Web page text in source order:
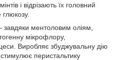
і відрізають їх головний
завдяки ментоловим оліям,
мікрофлору,
Виробляє збуджувальну дію
перистальтику